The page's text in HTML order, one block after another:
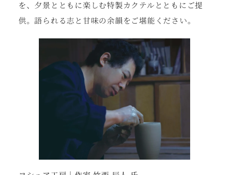
を、夕景とともに楽しむ特製カクテルとともにご提
供。語られる志と甘味の余韻をご堪能ください。